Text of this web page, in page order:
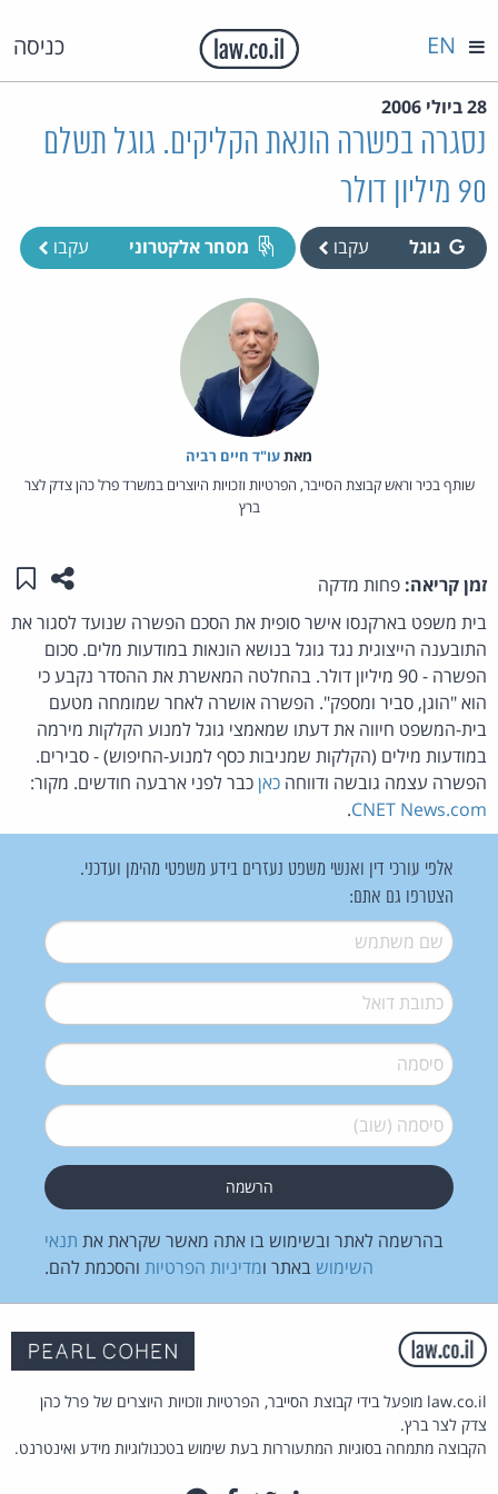
כניסה EN
28 ביולי 2006
נסגרה בפשרה הונאת הקליקים. גוגל תשלם
90 מיליון דולר
גוגל עקבו מסחר אלקטרוני עקבו
מאת‏עו"ד חיים רביה
שותף בכיר וראש קבוצת הסייבר, הפרטיות וזכויות היוצרים במשרד פרל כהן צדק לצר
ברץ
זמן קריאה: פחות מדקה שתפו
בית משפט בארקנסו אישר סופית את הסכם הפשרה שנועד לסגור את
התובענה הייצוגית נגד גוגל בנושא הונאות במודעות מלים. סכום
הפשרה - 90 מיליון דולר. בהחלטה המאשרת את ההסדר נקבע כי
הוא "הוגן, סביר ומספק". הפשרה אושרה לאחר שמומחה מטעם
בית-המשפט חיווה את דעתו שמאמצי גוגל למנוע הקלקות מירמה
במודעות מילים (הקלקות שמניבות כסף למנוע-החיפוש) - סבירים.
הפשרה עצמה גובשה ודווחה כאןכבר לפני ארבעה חודשים. מקור:
CNET News.com
.
אלפי עורכי דין ואנשי משפט נעזרים בידע משפטי מהימן ועדכני.
הצטרפו גם אתם:
שם משתמש*
דואל*
סיסמה*
סיסמה (שוב)*
בהרשמה לאתר ובשימוש בו אתה מאשר שקראת את תנאי
השימוש באתר ומדיניות הפרטיות והסכמת להם.
law.co.il מופעל בידי קבוצת הסייבר, הפרטיות וזכויות היוצרים של פרל כהן
צדק לצר ברץ.
הקבוצה מתמחה בסוגיות המתעוררות בעת שימוש בטכנולוגיות מידע ואינטרנט.